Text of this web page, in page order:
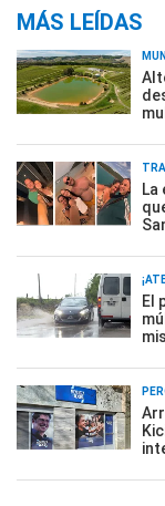
MÁS LEÍDAS
La
El